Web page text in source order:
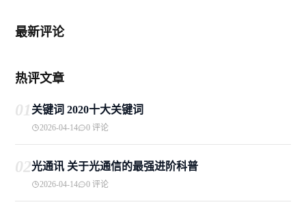
最新评论
热评文章
01关键词 2020十大关键词
2026-04-14 0 评论
02光通讯 关于光通信的最强进阶科普
2026-04-14 0 评论